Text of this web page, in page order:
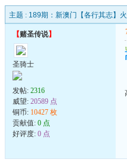
主题 : 189期：新澳门【各行其志】
【赌圣传说】
圣骑士
发帖: 2316
威望: 20589 点
铜币: 10427 枚
贡献值: 0 点
好评度: 0 点